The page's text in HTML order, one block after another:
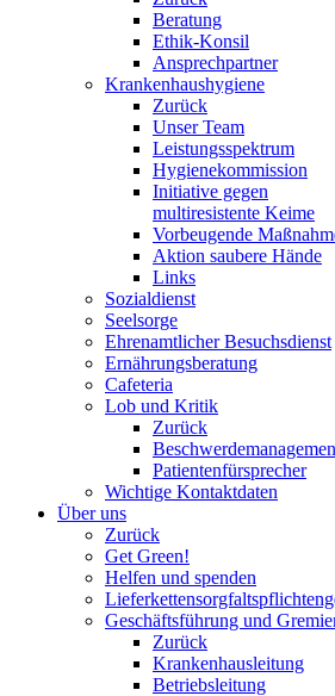
Beratung
Ethik-Konsil
Ansprechpartner
Krankenhaushygiene
Zurück
Unser Team
Leistungsspektrum
Hygienekommission
Initiative gegen
multiresistente Keime
Vorbeugende
Aktion saubere Hände
Links
Sozialdienst
Seelsorge
Ehrenamtlicher Besuchsdienst
Ernährungsberatung
Cafeteria
Lob und Kritik
Zurück
Patientenfürsprecher
Wichtige Kontaktdaten
Über uns
Zurück
Get Green!
Helfen und spenden
Geschäftsführung und
Zurück
Krankenhausleitung
Betriebsleitung